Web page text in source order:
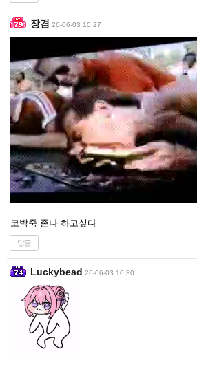
장겸 26-06-03 10:27
코박죽 존나 하고싶다
답글
Luckybead 26-06-03 10:30